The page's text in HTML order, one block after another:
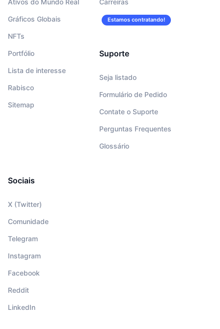
Gráficos Globais
NFTs
Portfólio
Lista de interesse
Rabisco
Sitemap
Estamos contratando!
Suporte
Seja listado
Formulário de Pedido
Contate o Suporte
Perguntas Frequentes
Glossário
Sociais
X (Twitter)
Comunidade
Telegram
Instagram
Facebook
Reddit
LinkedIn